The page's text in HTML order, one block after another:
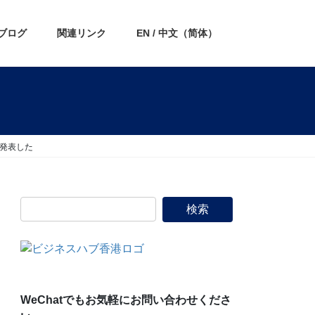
ログ 関連リンク EN / 中文（简体）
表した
WeChatでもお気軽にお問い合わせくださ